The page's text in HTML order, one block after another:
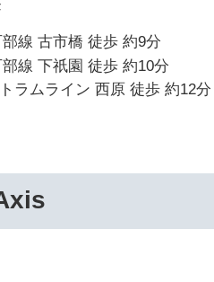
線 古市橋 徒歩 約9分
線 下祇園 徒歩 約10分
ラムライン 西原 徒歩 約12分